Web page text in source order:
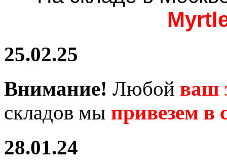
25.02.25
Внимание! Любой ваш
складов мы привезем в
28.01.24